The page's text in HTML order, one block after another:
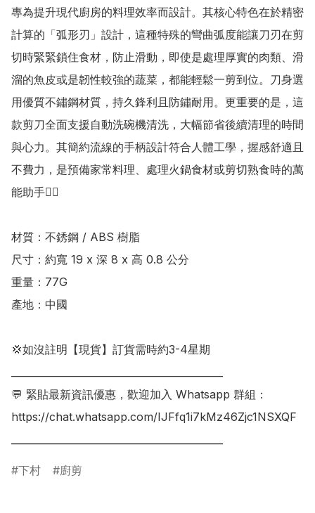
專為提升現代廚房的料理效率而設計。其核心特色在於精密
計算的「弧形刃」設計，這種特殊的彎曲弧度能讓刀刃在剪
切時緊緊鎖住食材，防止滑動，即使是處理厚實的肉類、滑
溜的魚皮或是韌性較強的蔬菜，都能輕鬆一剪到位。刀身選
用優質不鏽鋼材質，持久鋒利且防鏽耐用。更重要的是，這
款剪刀全面支援自動洗碗機清洗，大幅節省後續清理的時間
與心力。其簡約流線的手柄設計符合人體工學，握感舒適且
不費力，是預備家常料理、處理火鍋食材或剪切熟食時的萬
能助手👍🏻
材質：不銹鋼 / ABS 樹脂
尺寸：約寬 19 x 深 8 x 高 0.8 公分
重量：77G
產地：中國
💢如沒註明【現貨】訂貨需時約3-4星期
💬 緊貼最新資訊優惠，歡迎加入 Whatsapp 群組：
https://chat.whatsapp.com/IJFfq1i7kMz46Zjc1NSXQF
下村 廚剪